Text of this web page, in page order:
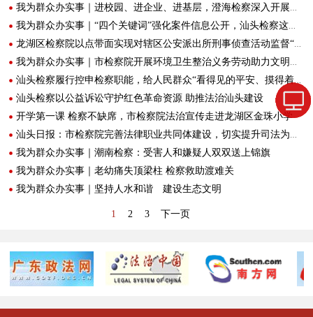
我为群众办实事｜进校园、进企业、进基层，澄海检察深入开展普法活动
我为群众办实事｜“四个关键词”强化案件信息公开，汕头检察这么做
龙湖区检察院以点带面实现对辖区公安派出所刑事侦查活动监督“全覆盖”
我为群众办实事｜市检察院开展环境卫生整治义务劳动助力文明创建
汕头检察履行控申检察职能，给人民群众“看得见的平安、摸得着的幸福”
汕头检察以公益诉讼守护红色革命资源 助推法治汕头建设
开学第一课 检察不缺席，市检察院法治宣传走进龙湖区金珠小学
汕头日报：市检察院完善法律职业共同体建设，切实提升司法为民能力水平——“电子卷宗”让律师阅卷更方便
我为群众办实事｜潮南检察：受害人和嫌疑人双双送上锦旗
我为群众办实事｜老幼痛失顶梁柱 检察救助渡难关
我为群众办实事｜坚持人水和谐 建设生态文明
1 2 3 下一页